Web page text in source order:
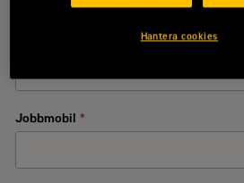
Jobbmobil*
Hantera cookies